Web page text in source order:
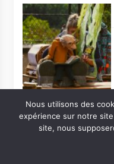
le 15 août 2026
Nous utilisons des
expérience sur notre
site, nous